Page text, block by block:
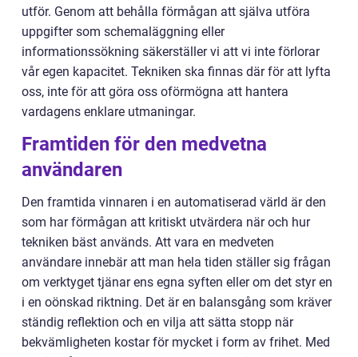
utför. Genom att behålla förmågan att själva utföra
uppgifter som schemaläggning eller
informationssökning säkerställer vi att vi inte förlorar
vår egen kapacitet. Tekniken ska finnas där för att lyfta
oss, inte för att göra oss oförmögna att hantera
vardagens enklare utmaningar.
Framtiden för den medvetna
användaren
Den framtida vinnaren i en automatiserad värld är den
som har förmågan att kritiskt utvärdera när och hur
tekniken bäst används. Att vara en medveten
användare innebär att man hela tiden ställer sig frågan
om verktyget tjänar ens egna syften eller om det styr en
i en oönskad riktning. Det är en balansgång som kräver
ständig reflektion och en vilja att sätta stopp när
bekvämligheten kostar för mycket i form av frihet. Med